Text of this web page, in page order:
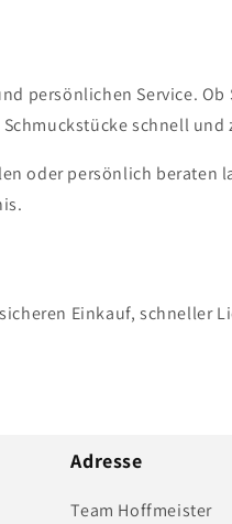
persönlichen Service. Ob
schnell und
oder persönlich beraten
Einkauf, schneller
Adresse
Team Hoffmeister